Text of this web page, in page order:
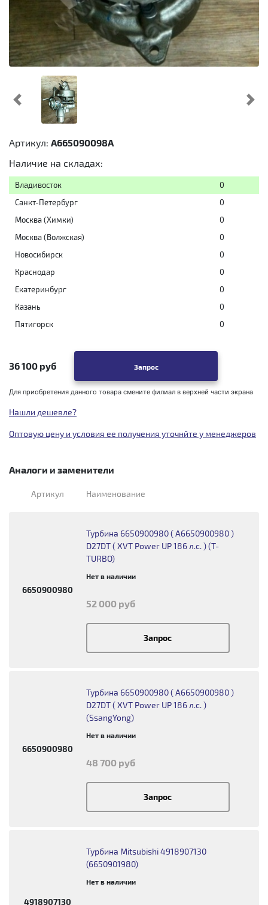
Предыдущий
Артикул: A665090098A
Наличие на складах:
Владивосток
0
Санкт-Петербург
0
Москва (Химки)
0
Москва (Волжская)
0
Новосибирск
0
Краснодар
0
Екатеринбург
0
Казань
0
Пятигорск
0
36 100 руб Запрос
Для приобретения данного товара смените филиал в верхней части экрана
Нашли дешевле?
Оптовую цену и условия ее получения уточнйте у менеджеров
Аналоги и заменители
Артикул Наименование
6650900980
Турбина 6650900980 ( A6650900980 )
D27DT ( XVT Power UP 186 л.с. ) (T-
TURBO)
Нет в наличии
52 000 руб
Запрос
6650900980
Турбина 6650900980 ( A6650900980 )
D27DT ( XVT Power UP 186 л.с. )
(SsangYong)
Нет в наличии
48 700 руб
Запрос
4918907130
Турбина Mitsubishi 4918907130
(6650901980)
Нет в наличии